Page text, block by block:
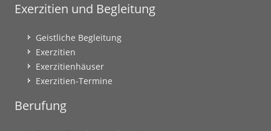
Exerzitien und Begleitung
Geistliche Begleitung
Exerzitien
Exerzitienhäuser
Exerzitien-Termine
Berufung